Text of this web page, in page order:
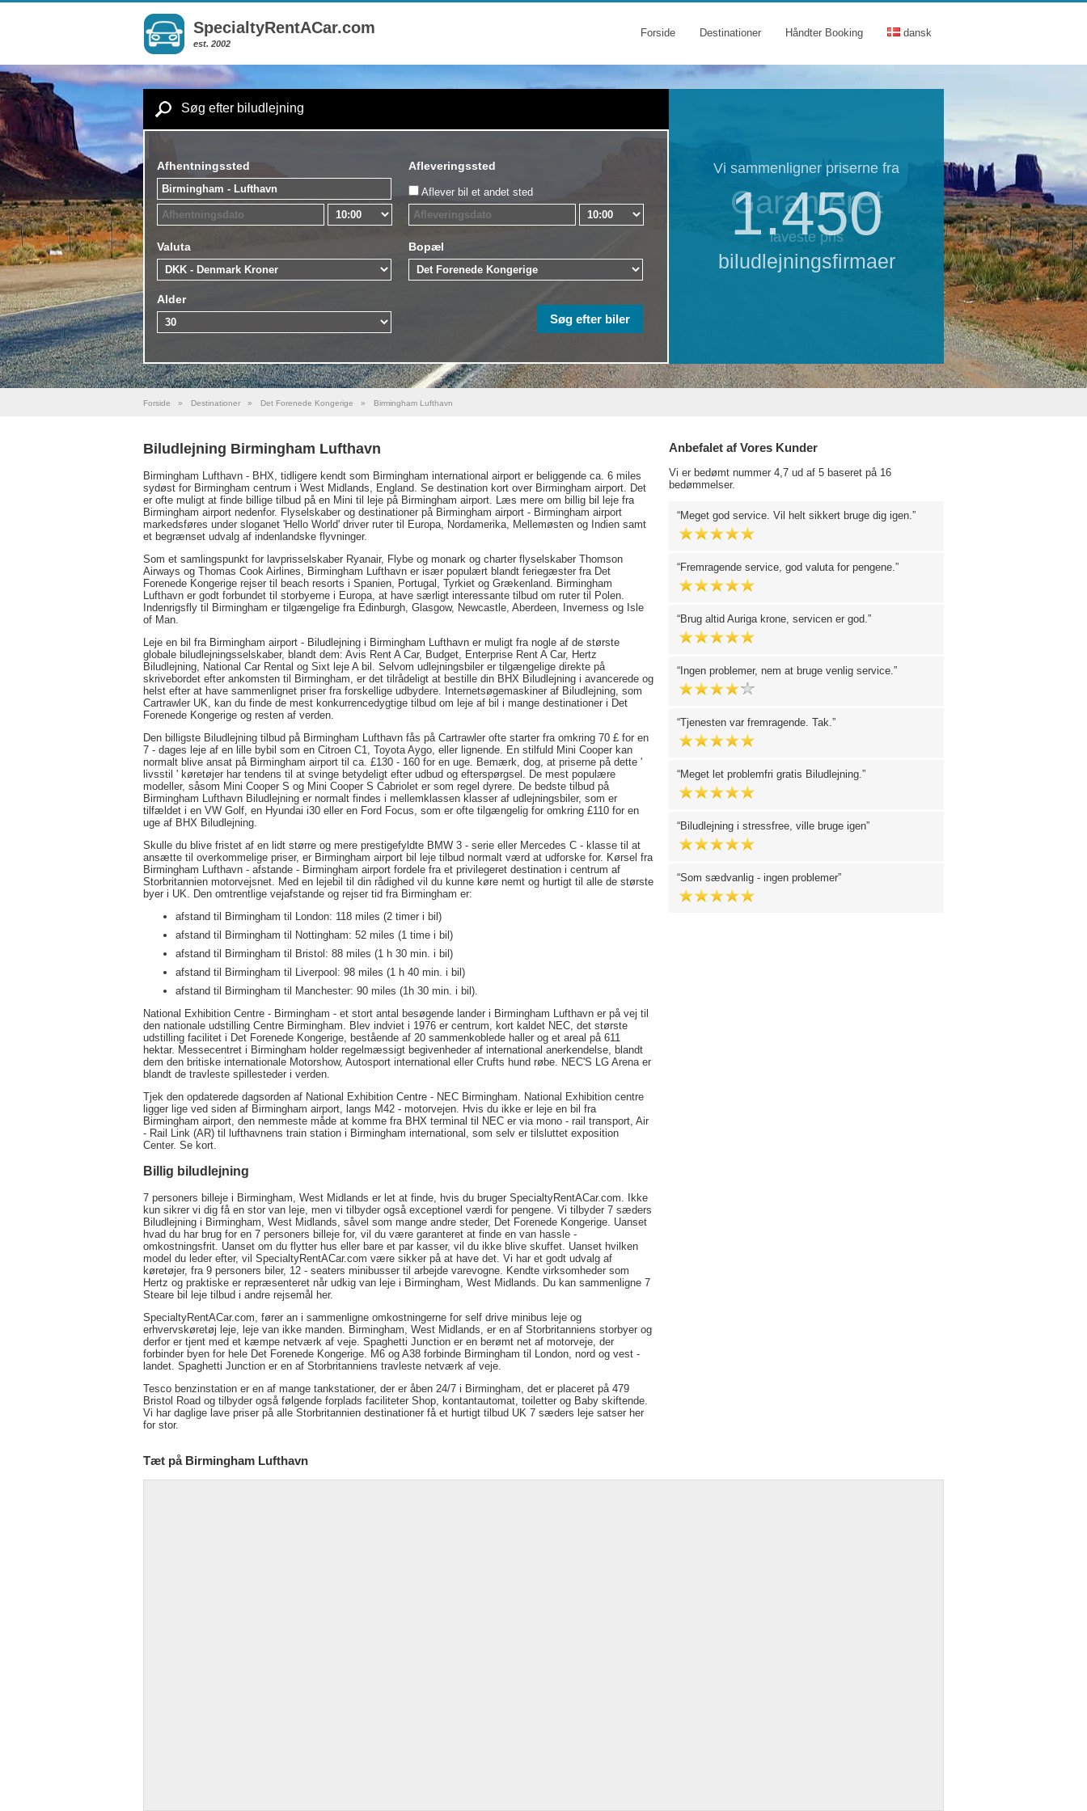
SpecialtyRentACar.com
est. 2002
Forside Destinationer Håndter Booking dansk
Søg efter biludlejning
Afhentningssted Afleveringssted
Aflever bil et andet sted
Valuta Bopæl
Alder
Vi sammenligner priserne fra
1.450
biludlejningsfirmaer
Garanteret
laveste pris
Forside » Destinationer » Det Forenede Kongerige » Birmingham Lufthavn
Biludlejning Birmingham Lufthavn
Birmingham Lufthavn - BHX, tidligere kendt som Birmingham international airport er beliggende ca. 6 miles
sydøst for Birmingham centrum i West Midlands, England. Se destination kort over Birmingham airport. Det
er ofte muligt at finde billige tilbud på en Mini til leje på Birmingham airport. Læs mere om billig bil leje fra
Birmingham airport nedenfor. Flyselskaber og destinationer på Birmingham airport - Birmingham airport
markedsføres under sloganet 'Hello World' driver ruter til Europa, Nordamerika, Mellemøsten og Indien samt
et begrænset udvalg af indenlandske flyvninger.
Som et samlingspunkt for lavprisselskaber Ryanair, Flybe og monark og charter flyselskaber Thomson
Airways og Thomas Cook Airlines, Birmingham Lufthavn er især populært blandt feriegæster fra Det
Forenede Kongerige rejser til beach resorts i Spanien, Portugal, Tyrkiet og Grækenland. Birmingham
Lufthavn er godt forbundet til storbyerne i Europa, at have særligt interessante tilbud om ruter til Polen.
Indenrigsfly til Birmingham er tilgængelige fra Edinburgh, Glasgow, Newcastle, Aberdeen, Inverness og Isle
of Man.
Leje en bil fra Birmingham airport - Biludlejning i Birmingham Lufthavn er muligt fra nogle af de største
globale biludlejningsselskaber, blandt dem: Avis Rent A Car, Budget, Enterprise Rent A Car, Hertz
Biludlejning, National Car Rental og Sixt leje A bil. Selvom udlejningsbiler er tilgængelige direkte på
skrivebordet efter ankomsten til Birmingham, er det tilrådeligt at bestille din BHX Biludlejning i avancerede og
helst efter at have sammenlignet priser fra forskellige udbydere. Internetsøgemaskiner af Biludlejning, som
Cartrawler UK, kan du finde de mest konkurrencedygtige tilbud om leje af bil i mange destinationer i Det
Forenede Kongerige og resten af verden.
Den billigste Biludlejning tilbud på Birmingham Lufthavn fås på Cartrawler ofte starter fra omkring 70 £ for en
7 - dages leje af en lille bybil som en Citroen C1, Toyota Aygo, eller lignende. En stilfuld Mini Cooper kan
normalt blive ansat på Birmingham airport til ca. £130 - 160 for en uge. Bemærk, dog, at priserne på dette '
livsstil ' køretøjer har tendens til at svinge betydeligt efter udbud og efterspørgsel. De mest populære
modeller, såsom Mini Cooper S og Mini Cooper S Cabriolet er som regel dyrere. De bedste tilbud på
Birmingham Lufthavn Biludlejning er normalt findes i mellemklassen klasser af udlejningsbiler, som er
tilfældet i en VW Golf, en Hyundai i30 eller en Ford Focus, som er ofte tilgængelig for omkring £110 for en
uge af BHX Biludlejning.
Skulle du blive fristet af en lidt større og mere prestigefyldte BMW 3 - serie eller Mercedes C - klasse til at
ansætte til overkommelige priser, er Birmingham airport bil leje tilbud normalt værd at udforske for. Kørsel fra
Birmingham Lufthavn - afstande - Birmingham airport fordele fra et privilegeret destination i centrum af
Storbritannien motorvejsnet. Med en lejebil til din rådighed vil du kunne køre nemt og hurtigt til alle de største
byer i UK. Den omtrentlige vejafstande og rejser tid fra Birmingham er:
afstand til Birmingham til London: 118 miles (2 timer i bil)
afstand til Birmingham til Nottingham: 52 miles (1 time i bil)
afstand til Birmingham til Bristol: 88 miles (1 h 30 min. i bil)
afstand til Birmingham til Liverpool: 98 miles (1 h 40 min. i bil)
afstand til Birmingham til Manchester: 90 miles (1h 30 min. i bil).
National Exhibition Centre - Birmingham - et stort antal besøgende lander i Birmingham Lufthavn er på vej til
den nationale udstilling Centre Birmingham. Blev indviet i 1976 er centrum, kort kaldet NEC, det største
udstilling facilitet i Det Forenede Kongerige, bestående af 20 sammenkoblede haller og et areal på 611
hektar. Messecentret i Birmingham holder regelmæssigt begivenheder af international anerkendelse, blandt
dem den britiske internationale Motorshow, Autosport international eller Crufts hund røbe. NEC'S LG Arena er
blandt de travleste spillesteder i verden.
Tjek den opdaterede dagsorden af National Exhibition Centre - NEC Birmingham. National Exhibition centre
ligger lige ved siden af Birmingham airport, langs M42 - motorvejen. Hvis du ikke er leje en bil fra
Birmingham airport, den nemmeste måde at komme fra BHX terminal til NEC er via mono - rail transport, Air
- Rail Link (AR) til lufthavnens train station i Birmingham international, som selv er tilsluttet exposition
Center. Se kort.
Billig biludlejning
7 personers billeje i Birmingham, West Midlands er let at finde, hvis du bruger SpecialtyRentACar.com. Ikke
kun sikrer vi dig få en stor van leje, men vi tilbyder også exceptionel værdi for pengene. Vi tilbyder 7 sæders
Biludlejning i Birmingham, West Midlands, såvel som mange andre steder, Det Forenede Kongerige. Uanset
hvad du har brug for en 7 personers billeje for, vil du være garanteret at finde en van hassle -
omkostningsfrit. Uanset om du flytter hus eller bare et par kasser, vil du ikke blive skuffet. Uanset hvilken
model du leder efter, vil SpecialtyRentACar.com være sikker på at have det. Vi har et godt udvalg af
køretøjer, fra 9 personers biler, 12 - seaters minibusser til arbejde varevogne. Kendte virksomheder som
Hertz og praktiske er repræsenteret når udkig van leje i Birmingham, West Midlands. Du kan sammenligne 7
Steare bil leje tilbud i andre rejsemål her.
SpecialtyRentACar.com, fører an i sammenligne omkostningerne for self drive minibus leje og
erhvervskøretøj leje, leje van ikke manden. Birmingham, West Midlands, er en af Storbritanniens storbyer og
derfor er tjent med et kæmpe netværk af veje. Spaghetti Junction er en berømt net af motorveje, der
forbinder byen for hele Det Forenede Kongerige. M6 og A38 forbinde Birmingham til London, nord og vest -
landet. Spaghetti Junction er en af Storbritanniens travleste netværk af veje.
Tesco benzinstation er en af mange tankstationer, der er åben 24/7 i Birmingham, det er placeret på 479
Bristol Road og tilbyder også følgende forplads faciliteter Shop, kontantautomat, toiletter og Baby skiftende.
Vi har daglige lave priser på alle Storbritannien destinationer få et hurtigt tilbud UK 7 sæders leje satser her
for stor.
Anbefalet af Vores Kunder
Vi er bedømt nummer 4,7 ud af 5 baseret på 16
bedømmelser.
Meget god service. Vil helt sikkert bruge dig igen.
Fremragende service, god valuta for pengene.
Brug altid Auriga krone, servicen er god.
Ingen problemer, nem at bruge venlig service.
Tjenesten var fremragende. Tak.
Meget let problemfri gratis Biludlejning.
Biludlejning i stressfree, ville bruge igen
Som sædvanlig - ingen problemer
Tæt på Birmingham Lufthavn